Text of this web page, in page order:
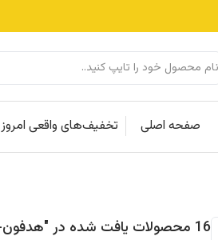
صفحه اصلی تخفیف‌های واقعی امروز
16 محصولات یافت شده در "هدفون-هدست-هندزفری"